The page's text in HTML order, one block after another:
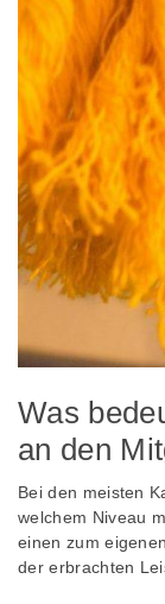
Was
an den
Bei den meisten
welchem Niveau
einen zum
der erbrachten